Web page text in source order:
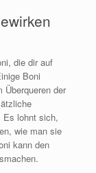
die dir auf
Boni
der
Es lohnt sich,
wie man sie
kann den